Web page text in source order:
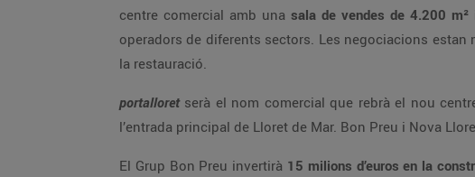
centre comercial amb una sala de vendes de 4.200
operadors de diferents sectors. Les negociacions
la restauració.
portalloret serà el nom comercial que rebrà el nou
l’entrada principal de Lloret de Mar. Bon Preu i Nova
El Grup Bon Preu invertirà 15 milions d’euros en la